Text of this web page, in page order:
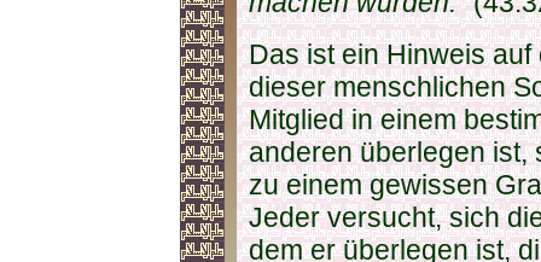
Das ist ein Hinweis
dieser menschlichen
Mitglied in einem
anderen überlegen ist,
zu einem gewissen
Jeder versucht, sich
dem er überlegen ist,